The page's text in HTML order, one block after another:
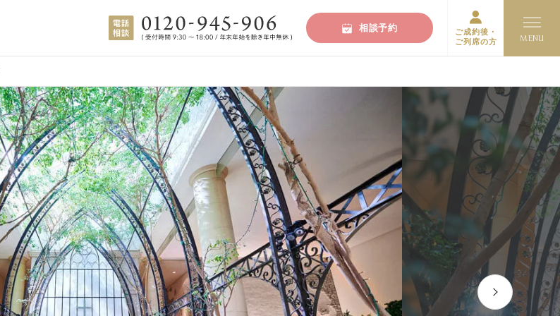
相談予約
ご成約後・
ご列席の方